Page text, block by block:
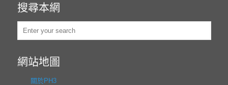
搜尋本網
網站地圖
關於PH3